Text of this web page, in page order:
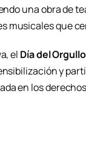
una obra de
musicales que
el Día del
y
en los